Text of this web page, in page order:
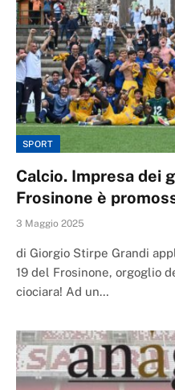
SPORT
Calcio. Impresa dei
Frosinone è
3 Maggio 2025
di Giorgio Stirpe Grandi
19 del Frosinone, orgoglio
ciociara! Ad un…